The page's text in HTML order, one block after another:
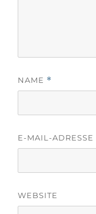
NAME *
E-MAIL-ADRESSE
WEBSITE